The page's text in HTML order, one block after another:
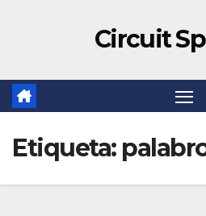
Circuit
Etiqueta: